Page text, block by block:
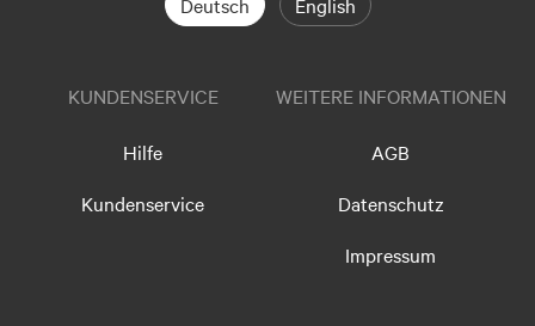
KUNDENSERVICE
Hilfe
Kundenservice
WEITERE INFORMATIONEN
AGB
Datenschutz
Impressum